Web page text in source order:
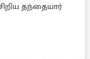
சிறிய தந்தையார்